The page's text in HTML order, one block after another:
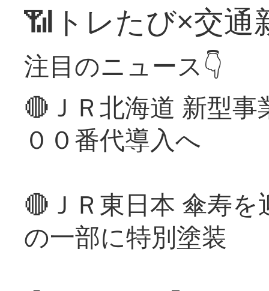
📶トレたび×交通
注目のニュース👇
🔴ＪＲ北海道 新型
００番代導入へ
🔴ＪＲ東日本 傘寿
の一部に特別塗装